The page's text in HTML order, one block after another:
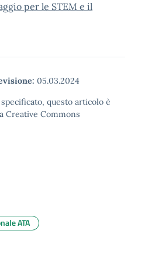
per le STEM e il
05.03.2024
questo articolo è
Creative Commons
ATA